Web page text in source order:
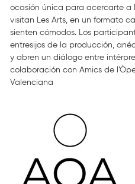
ocasión única para acercarte a
visitan Les Arts, en un formato
sienten cómodos. Los
entresijos de la producción,
y abren un diálogo entre
colaboración con Amics de
Valenciana